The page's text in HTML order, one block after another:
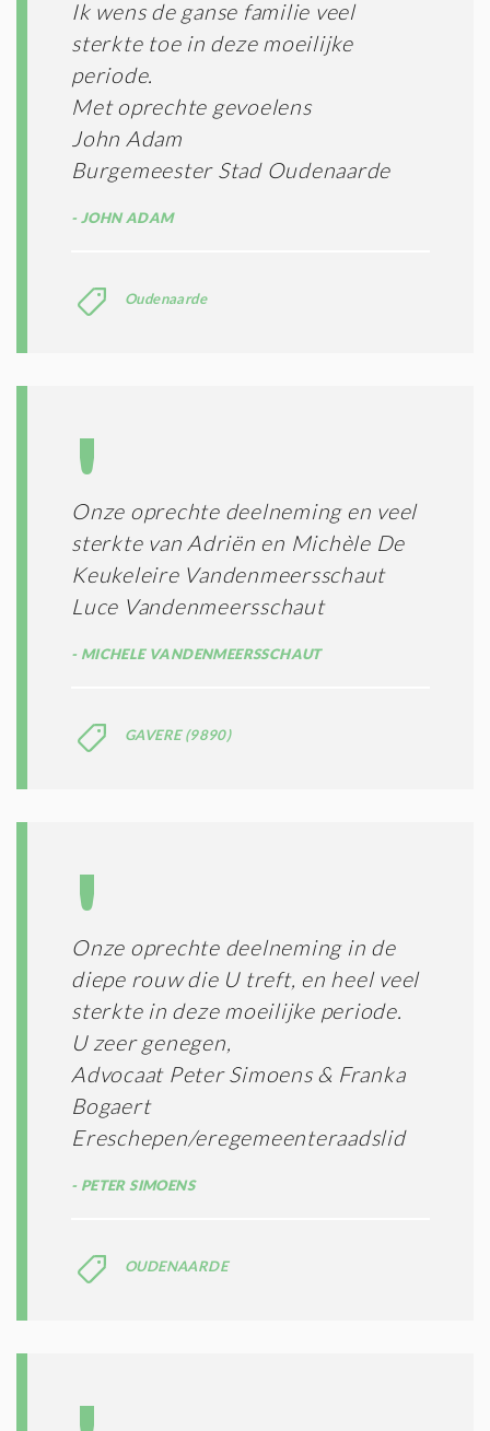
Ik wens de ganse familie veel
sterkte toe in deze moeilijke
periode.
Met oprechte gevoelens
John Adam
Burgemeester Stad Oudenaarde
JOHN ADAM
Oudenaarde
Onze oprechte deelneming en veel
sterkte van Adriën en Michèle De
Keukeleire Vandenmeersschaut
Luce Vandenmeersschaut
MICHELE VANDENMEERSSCHAUT
GAVERE (9890)
Onze oprechte deelneming in de
diepe rouw die U treft, en heel veel
sterkte in deze moeilijke periode.
U zeer genegen,
Advocaat Peter Simoens & Franka
Bogaert
Ereschepen/eregemeenteraadslid
PETER SIMOENS
OUDENAARDE